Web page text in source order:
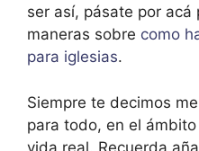
ser así, pásate por
maneras sobre como
para iglesias.
Siempre te decimos
para todo, en el
vida real. Recuerda